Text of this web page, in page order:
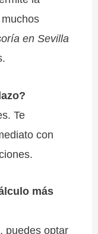
en Sevilla
Te
con
más
puedes optar